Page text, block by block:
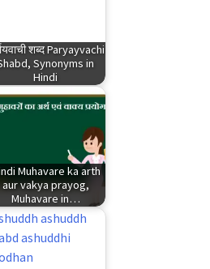
शब्द Paryayvachi
Synonyms in
Hindi
Muhavare ka arth
aur vakya prayog,
Muhavare in…